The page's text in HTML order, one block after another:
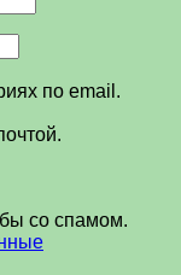
по email.
со спамом.